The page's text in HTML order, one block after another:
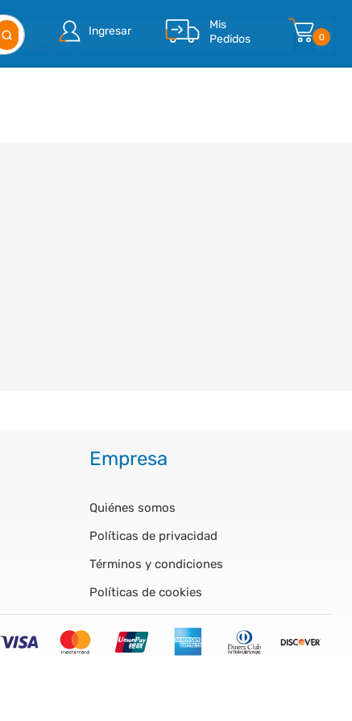
Ingresar
Mis
Pedidos
0
Empresa
Quiénes somos
Políticas de privacidad
Términos y condiciones
Políticas de cookies